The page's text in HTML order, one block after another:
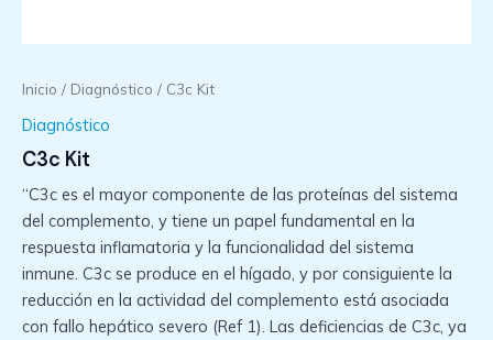
Inicio / Diagnóstico / C3c Kit
Diagnóstico
C3c Kit
“C3c es el mayor componente de las proteínas del sistema
del complemento, y tiene un papel fundamental en la
respuesta inflamatoria y la funcionalidad del sistema
inmune. C3c se produce en el hígado, y por consiguiente la
reducción en la actividad del complemento está asociada
con fallo hepático severo (Ref 1). Las deficiencias de C3c, ya